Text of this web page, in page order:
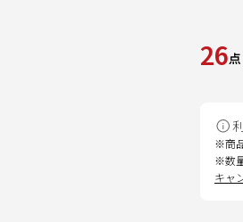
26点
※商
※数
キャ